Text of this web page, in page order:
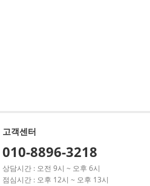
고객센터
010-8896-3218
상담시간 : 오전 9시 ~ 오후 6시
점심시간 : 오후 12시 ~ 오후 13시